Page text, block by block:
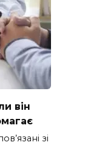
він
зі